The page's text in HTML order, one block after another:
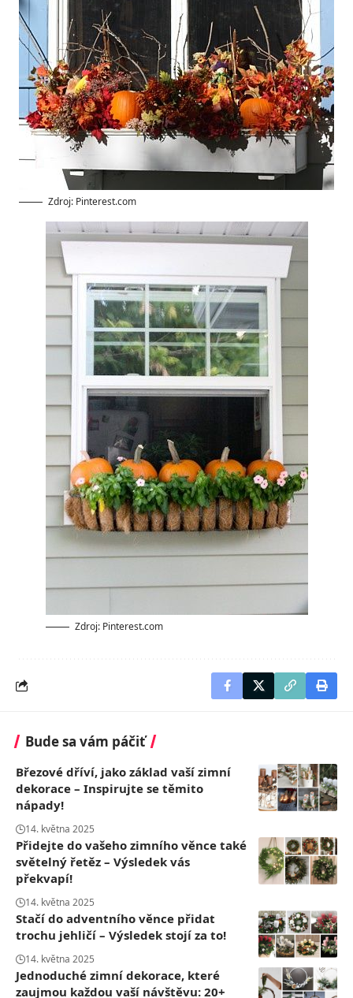
Zdroj: Pinterest.com
Zdroj: Pinterest.com
Bude sa vám páčiť
Březové dříví, jako základ vaší zimní
dekorace – Inspirujte se těmito
nápady!
14. května 2025
Přidejte do vašeho zimního věnce také
světelný řetěz – Výsledek vás
překvapí!
14. května 2025
Stačí do adventního věnce přidat
trochu jehličí – Výsledek stojí za to!
14. května 2025
Jednoduché zimní dekorace, které
zaujmou každou vaší návštěvu: 20+